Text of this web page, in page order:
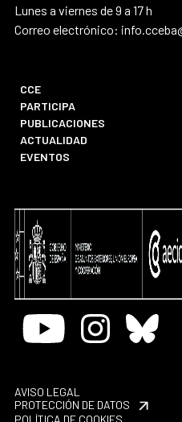
Lunes a viernes de 9 a 17 h
Correo electrónico:
CCE
PARTICIPA
PUBLICACIONES
ACTUALIDAD
EVENTOS
Youtube InstagramBluesky
AVISO LEGAL
PROTECCIÓN DE DATOS